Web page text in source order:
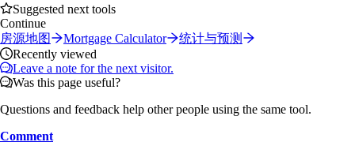
Suggested next tools
Continue
房源地图
Mortgage Calculator
统计与预测
Recently viewed
Leave a note for the next visitor.
Was this page useful?
Questions and feedback help other people using the same tool.
Comment